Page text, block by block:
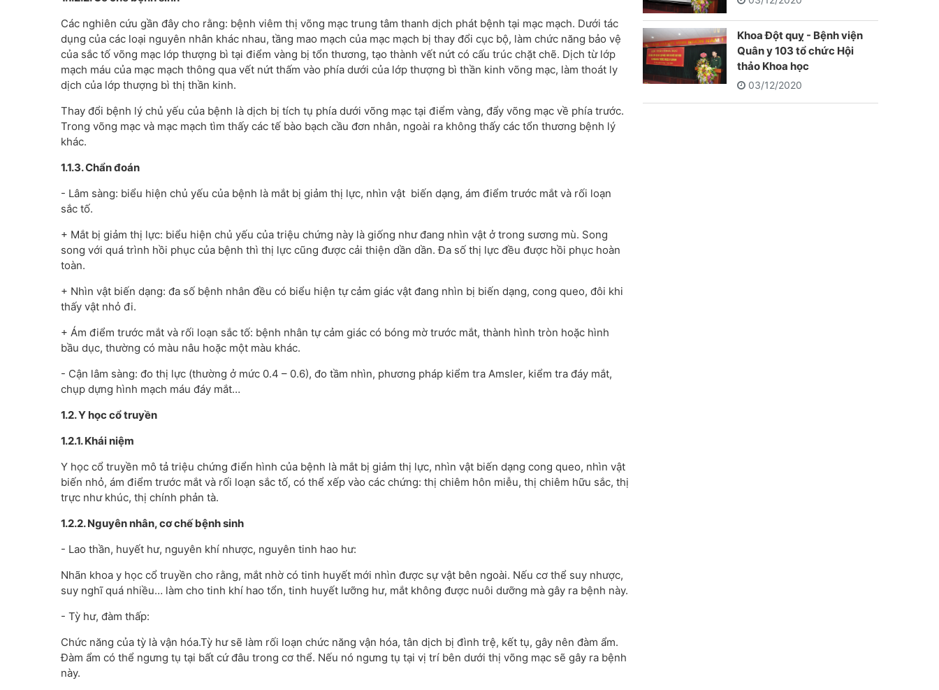
Các nghiên cứu gần đây cho rằng: bệnh viêm thị võng mạc trung tâm thanh dịch phát bệnh tại mạc mạch. Dưới tác
dụng của các loại nguyên nhân khác nhau, tầng mao mạch của mạc mạch bị thay đổi cục bộ, làm chức năng bảo vệ
của sắc tố võng mạc lớp thượng bì tại điểm vàng bị tổn thương, tạo thành vết nứt có cấu trúc chặt chẽ. Dịch từ lớp
mạch máu của mạc mạch thông qua vết nứt thấm vào phía dưới của lớp thượng bì thần kinh võng mạc, làm thoát ly
dịch của lớp thượng bì thị thần kinh.
Thay đổi bệnh lý chủ yếu của bệnh là dịch bị tích tụ phía dưới võng mạc tại điểm vàng, đẩy võng mạc về phía trước.
Trong võng mạc và mạc mạch tìm thấy các tế bào bạch cầu đơn nhân, ngoài ra không thấy các tổn thương bệnh lý
khác.
1.1.3. Chẩn đoán
- Lâm sàng: biểu hiện chủ yếu của bệnh là mắt bị giảm thị lực, nhìn vật biến dạng, ám điểm trước mắt và rối loạn
sắc tố.
+ Mắt bị giảm thị lực: biểu hiện chủ yếu của triệu chứng này là giống như đang nhìn vật ở trong sương mù. Song
song với quá trình hồi phục của bệnh thì thị lực cũng được cải thiện dần dần. Đa số thị lực đều được hồi phục hoàn
toàn.
+ Nhìn vật biến dạng: đa số bệnh nhân đều có biểu hiện tự cảm giác vật đang nhìn bị biến dạng, cong queo, đôi khi
thấy vật nhỏ đi.
+ Ám điểm trước mắt và rối loạn sắc tố: bệnh nhân tự cảm giác có bóng mờ trước mắt, thành hình tròn hoặc hình
bầu dục, thường có màu nâu hoặc một màu khác.
- Cận lâm sàng: đo thị lực (thường ở mức 0.4 – 0.6), đo tầm nhìn, phương pháp kiểm tra Amsler, kiểm tra đáy mắt,
chụp dựng hình mạch máu đáy mắt…
1.2. Y học cổ truyền
1.2.1. Khái niệm
Y học cổ truyền mô tả triệu chứng điển hình của bệnh là mắt bị giảm thị lực, nhìn vật biến dạng cong queo, nhìn vật
biến nhỏ, ám điểm trước mắt và rối loạn sắc tố, có thể xếp vào các chứng: thị chiêm hôn miễu, thị chiêm hữu sắc, thị
trực như khúc, thị chính phản tà.
1.2.2. Nguyên nhân, cơ chế bệnh sinh
- Lao thần, huyết hư, nguyên khí nhược, nguyên tinh hao hư:
Nhãn khoa y học cổ truyền cho rằng, mắt nhờ có tinh huyết mới nhìn được sự vật bên ngoài. Nếu cơ thể suy nhược,
suy nghĩ quá nhiều… làm cho tinh khí hao tổn, tinh huyết lưỡng hư, mắt không được nuôi dưỡng mà gây ra bệnh này.
- Tỳ hư, đàm thấp:
Chức năng của tỳ là vận hóa.Tỳ hư sẽ làm rối loạn chức năng vận hóa, tân dịch bị đình trệ, kết tụ, gây nên đàm ẩm.
Đàm ẩm có thể ngưng tụ tại bất cứ đâu trong cơ thể. Nếu nó ngưng tụ tại vị trí bên dưới thị võng mạc sẽ gây ra bệnh
này.
Khoa Đột quỵ - Bệnh viện
Quân y 103 tổ chức Hội
thảo Khoa học
03/12/2020